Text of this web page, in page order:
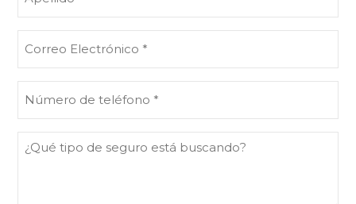
(Obligatorio)
Electrónico
de
(Obligatorio)
¿Qué
tipo